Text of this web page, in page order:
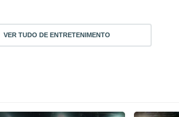
VER TUDO DE ENTRETENIMENTO